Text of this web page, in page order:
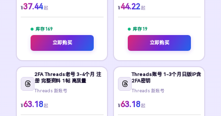
¥37.44 起
库存 169
立即购买
¥44.22 起
库存 19
立即购买
2FA Threads老号 3-4个月 注
册 完整资料 1帖 高质量
Threads 新账号
¥63.18 起
Threads账号 1-3个月日版IP含
2FA密钥
Threads 新账号
¥63.18 起